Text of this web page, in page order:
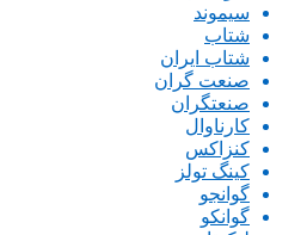
سیموند
شتاب
شتاب ایران
صنعت گران
صنعتگران
کارناوال
کنزاکس
کینگ تولز
گوانجو
گوانکو